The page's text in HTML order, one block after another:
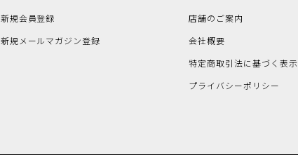
新規会員登録
新規メールマガジン登録
店舗のご案内
会社概要
特定商取引法に基づく表示
プライバシーポリシー